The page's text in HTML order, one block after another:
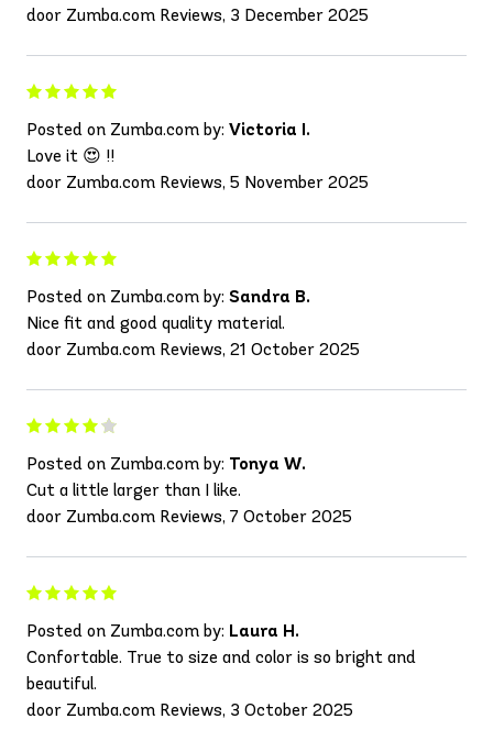
door Zumba.com Reviews, 3 December 2025
Posted on Zumba.com by: Victoria I.
Love it 😍 !!
door Zumba.com Reviews, 5 November 2025
Posted on Zumba.com by: Sandra B.
Nice fit and good quality material.
door Zumba.com Reviews, 21 October 2025
Posted on Zumba.com by: Tonya W.
Cut a little larger than I like.
door Zumba.com Reviews, 7 October 2025
Posted on Zumba.com by: Laura H.
Confortable. True to size and color is so bright and
beautiful.
door Zumba.com Reviews, 3 October 2025